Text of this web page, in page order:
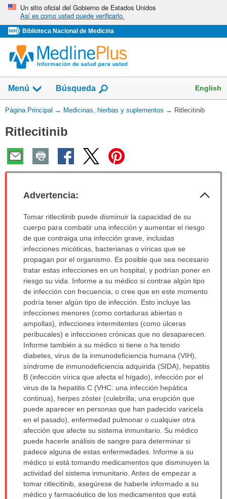
Omita
vaya
al
Contenido
Un sitio oficial del Gobierno de Estados Unidos
Así es como usted puede verificarlo
Biblioteca Nacional de Medicina
Menú
Mostrar
campo
de
Búsqueda English
Usted
aquí:
Página Principal → Medicinas, hierbas y suplementos → Ritlecitinib
Ritlecitinib
Advertencia:
Advertencia:
sido
extendido.
Tomar ritlecitinib puede disminuir la capacidad de su
cuerpo para combatir una infección y aumentar el riesgo
de que contraiga una infección grave, incluidas
infecciones micóticas, bacterianas o víricas que se
propagan por el organismo. Es posible que sea necesario
tratar estas infecciones en un hospital, y podrían poner en
riesgo su vida. Informe a su médico si contrae algún tipo
de infección con frecuencia, o cree que en este momento
podría tener algún tipo de infección. Esto incluye las
infecciones menores (como cortaduras abiertas o
ampollas), infecciones intermitentes (como úlceras
peribucales) e infecciones crónicas que no desaparecen.
Informe también a su médico si tiene o ha tenido
diabetes, virus de la inmunodeficiencia humana (VIH),
síndrome de inmunodeficiencia adquirida (SIDA), hepatitis
B (infección vírica que afecta el hígado), infección por el
virus de la hepatitis C (VHC: una infección hepática
continua), herpes zóster (culebrilla; una erupción que
puede aparecer en personas que han padecido varicela
en el pasado), enfermedad pulmonar o cualquier otra
afección que afecte su sistema inmunitario. Su médico
puede hacerle análisis de sangre para determinar si
padece alguna de estas enfermedades. Informe a su
médico si está tomando medicamentos que disminuyen la
actividad del sistema inmunitario. Antes de empezar a
tomar ritlecitinib, asegúrese de haberle informado a su
médico y farmacéutico de los medicamentos que está